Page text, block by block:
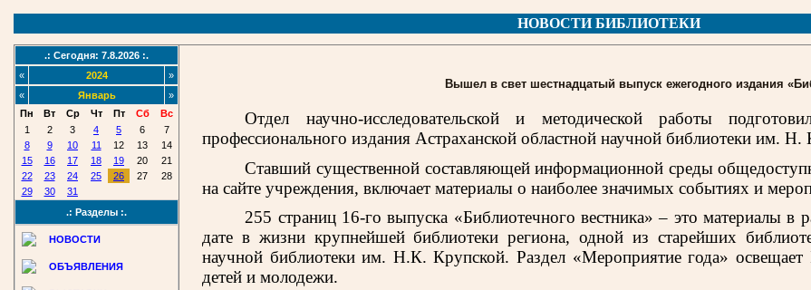
НОВОСТИ БИБЛИОТЕКИ
.: Сегодня: 7.8.2026 :.
«
2024
»
«
Январь
»
Пн
Вт Ср Чт Пт Сб
Вс
1
2 3 4 5 6
7
8
9 10 11 12 13
14
15
16 17 18 19 20
21
22
23 24 25 26 27
28
29
30
31
.: Разделы :.
НОВОСТИ
ОБЪЯВЛЕНИЯ
Вышел в свет шестнадцатый выпуск ежегодного издания
Отдел научно-исследовательской и методической работы
профессионального издания Астраханской областной научной библиотеки им.
Ставший существенной составляющей информационной среды
на сайте учреждения, включает материалы о наиболее значимых событиях и
255 страниц 16-го выпуска «Библиотечного вестника» – это материалы
дате в жизни крупнейшей библиотеки региона, одной из старейших
научной библиотеки им. Н.К. Крупской. Раздел «Мероприятие года» освещает
детей и молодежи.